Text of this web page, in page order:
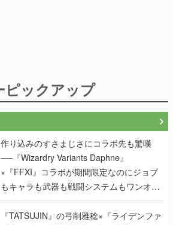
作り込みのすさまじさにコラボ先も驚嘆
──『Wizardry Variants Daphne』
もキャラも武器も戦闘システムもワンオフ
で作り込まれた理由を両ディレクターに聞
く
『TATSUJIN』の弓削雅稔×『ライデンファ
イターズ』の齋藤貴幸──かつて縦シュー全
盛期を支えていた2人が、30年後に同じ会
社で机を並べる理由とは。新作